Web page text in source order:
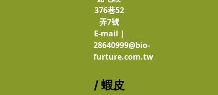
376巷52
弄7號
E-mail |
28640999@bio-
furture.com.tw
/ 蝦皮